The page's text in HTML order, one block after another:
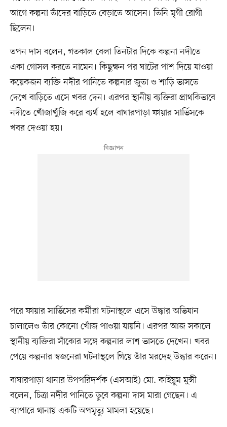
আগে কল্পনা তাঁদের বাড়িতে বেড়াতে আসেন। তিনি মৃগী রোগী
ছিলেন।
তপন দাস বলেন, গতকাল বেলা তিনটার দিকে কল্পনা নদীতে
একা গোসল করতে নামেন। কিছুক্ষন পর ঘাটের পাশ দিয়ে যাওয়া
কয়েকজন ব্যক্তি নদীর পানিতে কল্পনার জুতা ও শাড়ি ভাসতে
দেখে বাড়িতে এসে খবর দেন। এরপর স্থানীয় ব্যক্তিরা প্রাথকিভাবে
নদীতে খোঁজাখুঁজি করে ব্যর্থ হলে বাঘারপাড়া ফায়ার সার্ভিসকে
খবর দেওয়া হয়।
পরে ফায়ার সার্ভিসের কর্মীরা ঘটনাস্থলে এসে উদ্ধার অভিযান
চালালেও তাঁর কোনো খোঁজ পাওয়া যায়নি। এরপর আজ সকালে
স্থানীয় ব্যক্তিরা সাঁকোর সঙ্গে কল্পনার লাশ ভাসতে দেখেন। খবর
পেয়ে কল্পনার স্বজনেরা ঘটনাস্থলে গিয়ে তাঁর মরদেহ উদ্ধার করেন।
বাঘারপাড়া থানার উপপরিদর্শক (এসআই) মো. কাইয়ুম মুন্সী
বলেন, চিত্রা নদীর পানিতে ডুবে কল্পনা দাস মারা গেছেন। এ
ব্যাপারে থানায় একটি অপমৃত্যু মামলা হয়েছে।